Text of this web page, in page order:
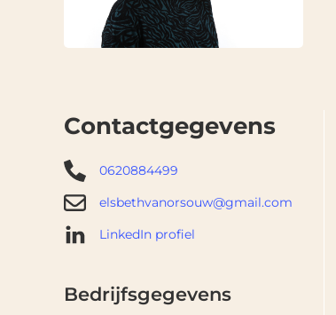
Contactgegevens
0620884499
elsbethvanorsouw@gmail.com
LinkedIn profiel
Bedrijfsgegevens